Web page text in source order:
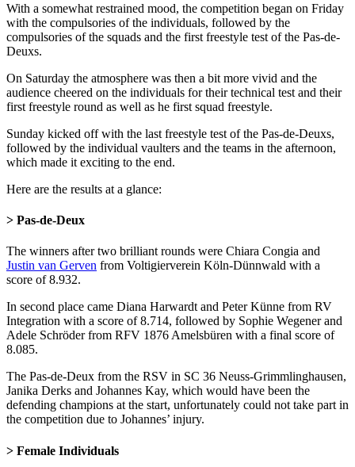
With a somewhat restrained mood, the competition began on Friday
with the compulsories of the individuals, followed by the
compulsories of the squads and the first freestyle test of the Pas-de-
Deuxs.
On Saturday the atmosphere was then a bit more vivid and the
audience cheered on the individuals for their technical test and their
first freestyle round as well as he first squad freestyle.
Sunday kicked off with the last freestyle test of the Pas-de-Deuxs,
followed by the individual vaulters and the teams in the afternoon,
which made it exciting to the end.
Here are the results at a glance:
> Pas-de-Deux
The winners after two brilliant rounds were Chiara Congia and
Justin van Gerven from Voltigierverein Köln-Dünnwald with a
score of 8.932.
In second place came Diana Harwardt and Peter Künne from RV
Integration with a score of 8.714, followed by Sophie Wegener and
Adele Schröder from RFV 1876 Amelsbüren with a final score of
8.085.
The Pas-de-Deux from the RSV in SC 36 Neuss-Grimmlinghausen,
Janika Derks and Johannes Kay, which would have been the
defending champions at the start, unfortunately could not take part in
the competition due to Johannes’ injury.
> Female Individuals